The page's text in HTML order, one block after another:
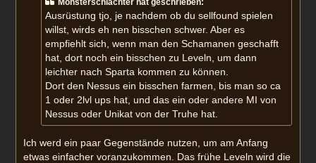
Monsterschlächter hat geschrieben:
Ausrüstung tjo, je nachdem ob du sellfound spielen
willst, wirds eh nen bisschen schwer. Aber es
empfiehlt sich, wenn man den Schamanen geschafft
hat, dort noch ein bisschen zu Leveln, um dann
leichter nach Sparta kommen zu können.
Dort den Nessus ein bisschen farmen, bis man so ca
1 oder 2lvl ups hat, und das ein oder andere MI von
Nessus oder Unikat von der Truhe hat.
Ich werd ein paar Gegenstände nutzen, um am Anfang
etwas einfacher voranzukommen. Das frühe Leveln wird die